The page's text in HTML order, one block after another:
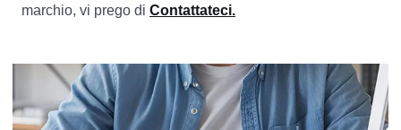
marchio, vi prego di Contattateci.